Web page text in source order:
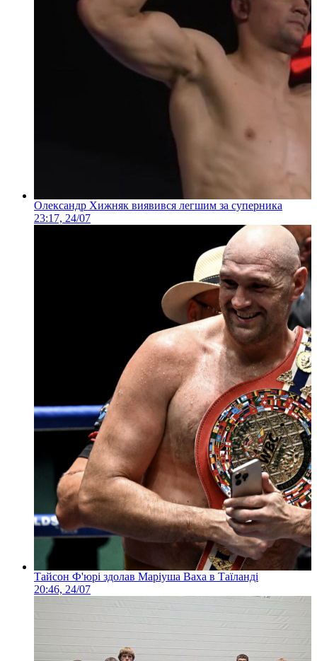
Олександр Хижняк виявився легшим за суперника
23:17, 24/07
Тайсон Ф'юрі здолав Маріуша Ваха в Таїланді
20:46, 24/07